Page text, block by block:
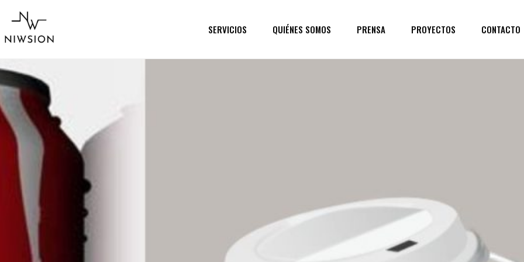
SERVICIOS QUIÉNES SOMOS PRENSA PROYECTOS CONTACTO